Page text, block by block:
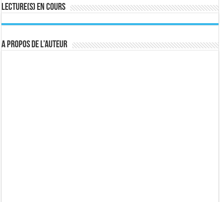
Lecture(s) en cours
A propos de l’auteur